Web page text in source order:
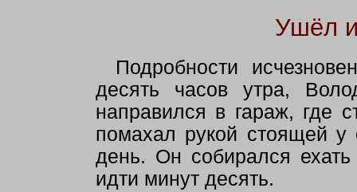
Ушёл
Подробности
десять часов утра,
направился в гараж, где
помахал рукой стоящей
день. Он собирался
идти минут десять.